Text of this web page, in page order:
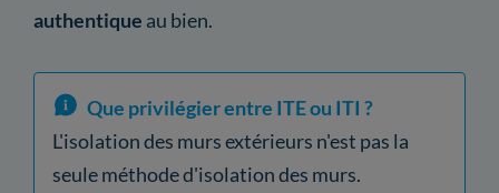
authentique au bien.
Que privilégier entre ITE ou ITI ?
L'isolation des murs extérieurs n'est pas la
seule méthode d'isolation des murs.